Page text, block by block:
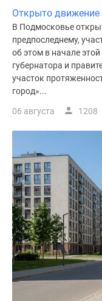
поселки
водоема
Коттеджные
поселки
Бизнес-
центры
Скидки
акции
Макс
Открыто
В Подмосковье
предпоследнему,
об этом в начале
губернатора и
участок
город»...
06 августа 1208